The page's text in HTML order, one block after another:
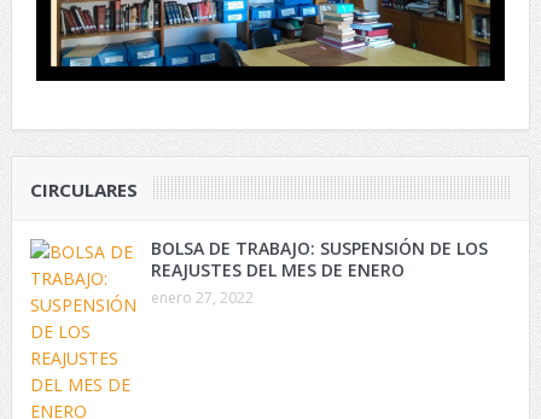
CIRCULARES
BOLSA DE TRABAJO: SUSPENSIÓN DE LOS
REAJUSTES DEL MES DE ENERO
enero 27, 2022